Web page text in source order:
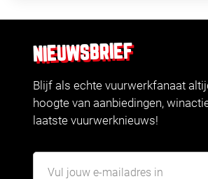
NIEUWSBRIEF
Blijf als echte vuurwerkfanaat
hoogte van aanbiedingen,
laatste vuurwerknieuws!